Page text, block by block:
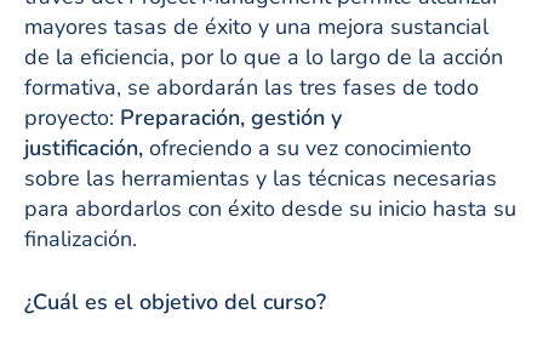
mayores tasas de éxito y una mejora sustancial
de la eficiencia, por lo que a lo largo de la acción
formativa, se abordarán las tres fases de todo
proyecto: Preparación, gestión y
justificación, ofreciendo a su vez conocimiento
sobre las herramientas y las técnicas necesarias
para abordarlos con éxito desde su inicio hasta su
finalización.
¿Cuál es el objetivo del curso?